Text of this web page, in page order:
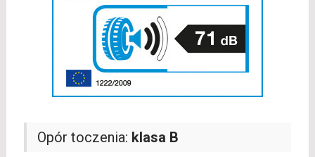
Opór toczenia: klasa B